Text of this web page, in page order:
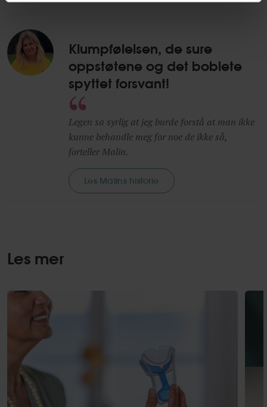
Klumpfølelsen, de sure
oppstøtene og det boblete
spyttet forsvant!
Legen sa syrlig at jeg burde forstå at man ikke
kunne behandle meg for noe de ikke så,
forteller Malin.
Les Malins historie
Les mer